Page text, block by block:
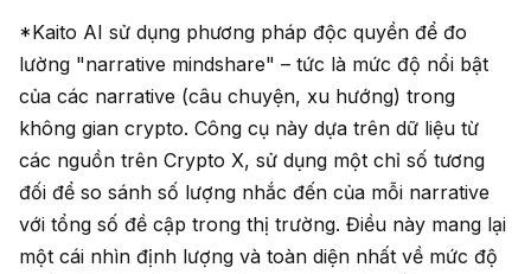
*Kaito AI sử dụng phương pháp độc quyền để đo
lường "narrative mindshare" – tức là mức độ nổi bật
của các narrative (câu chuyện, xu hướng) trong
không gian crypto. Công cụ này dựa trên dữ liệu từ
các nguồn trên Crypto X, sử dụng một chỉ số tương
đối để so sánh số lượng nhắc đến của mỗi narrative
với tổng số đề cập trong thị trường. Điều này mang lại
một cái nhìn định lượng và toàn diện nhất về mức độ